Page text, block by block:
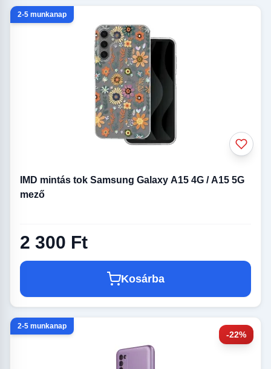
2-5 munkanap
IMD mintás tok Samsung Galaxy A15 4G / A15 5G
mező
2 300 Ft
Kosárba
-22%
2-5 munkanap